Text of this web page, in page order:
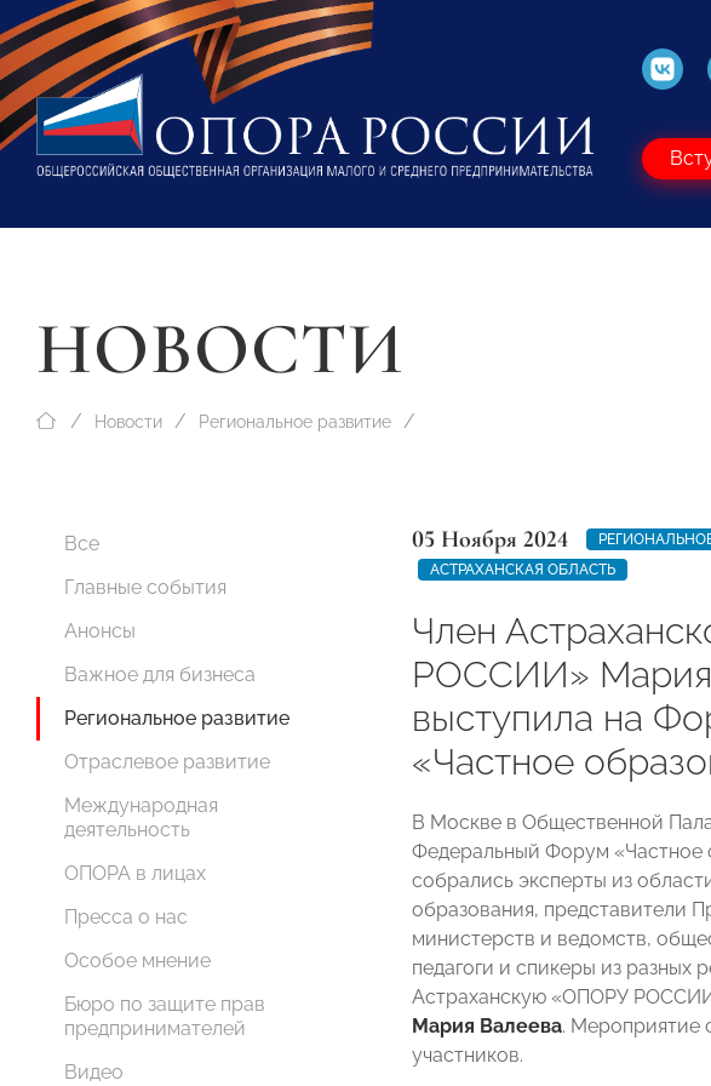
НОВОСТИ
Новости Региональное развитие
Все
Главные события
Анонсы
Важное для бизнеса
Региональное развитие
Отраслевое развитие
Международная
деятельность
ОПОРА в лицах
Пресса о нас
Особое мнение
Бюро по защите прав
предпринимателей
Видео
05 Ноября 2024
АСТРАХАНСКАЯ ОБЛАСТЬ
Член
РОССИИ» Мария
выступила на
«Частное
В Москве в Общественной
Федеральный Форум «Частное
собрались эксперты из
образования, представители
министерств и ведомств,
педагоги и спикеры из разных
Астраханскую «ОПОРУ
Мария Валеева. Мероприятие
участников.